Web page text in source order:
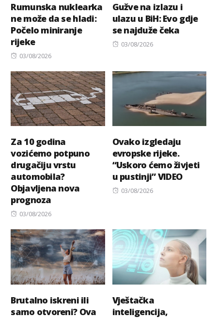
Rumunska nuklearka
ne može da se hladi:
Počelo miniranje
rijeke
Posted
03/08/2026
Gužve na izlazu i
ulazu u BiH: Evo gdje
se najduže čeka
Posted
03/08/2026
Za 10 godina
vozićemo potpuno
drugačiju vrstu
automobila?
Objavljena nova
prognoza
Posted
03/08/2026
Ovako izgledaju
evropske rijeke.
“Uskoro ćemo živjeti
u pustinji” VIDEO
Posted
03/08/2026
Brutalno iskreni ili
samo otvoreni? Ova
Vještačka
inteligencija,